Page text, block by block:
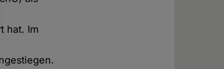
hat. Im